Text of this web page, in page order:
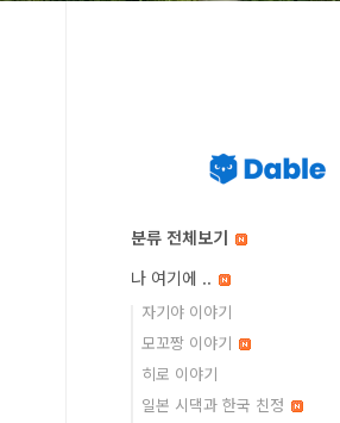
분류 전체보기
나 여기에 ..
자기야 이야기
모꼬짱 이야기
히로 이야기
일본 시댁과 한국 친정